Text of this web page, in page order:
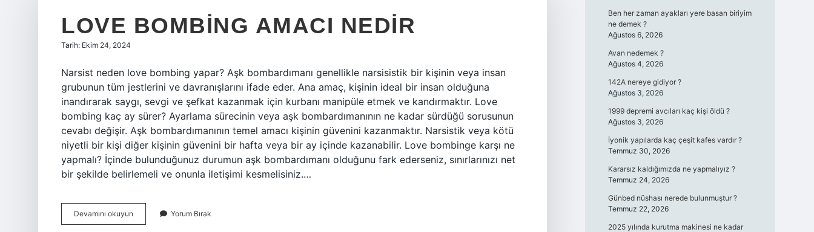
LOVE BOMBING AMACI NEDIR
Tarih: Ekim 24, 2024
Narsist neden love bombing yapar? Aşk bombardımanı genellikle narsisistik bir kişinin veya insan
grubunun tüm jestlerini ve davranışlarını ifade eder. Ana amaç, kişinin ideal bir insan olduğuna
inandırarak saygı, sevgi ve şefkat kazanmak için kurbanı manipüle etmek ve kandırmaktır. Love
bombing kaç ay sürer? Ayarlama sürecinin veya aşk bombardımanının ne kadar sürdüğü sorusunun
cevabı değişir. Aşk bombardımanının temel amacı kişinin güvenini kazanmaktır. Narsistik veya kötü
niyetli bir kişi diğer kişinin güvenini bir hafta veya bir ay içinde kazanabilir. Love bombinge karşı ne
yapmalı? İçinde bulunduğunuz durumun aşk bombardımanı olduğunu fark ederseniz, sınırlarınızı net
bir şekilde belirlemeli ve onunla iletişimi kesmelisiniz.…
Devamını okuyun
Bombing
Yorum Bırak
Ben her zaman ayakları yere basan biriyim
ne demek ?
Ağustos 6, 2026
Avan nedemek ?
Ağustos 4, 2026
142A nereye gidiyor ?
Ağustos 3, 2026
1999 depremi avcıları kaç kişi öldü ?
Ağustos 3, 2026
İyonik yapılarda kaç çeşit kafes vardır ?
Temmuz 30, 2026
Kararsız kaldığımızda ne yapmalıyız ?
Temmuz 24, 2026
Günbed nüshası nerede bulunmuştur ?
Temmuz 22, 2026
2025 yılında kurutma makinesi ne kadar